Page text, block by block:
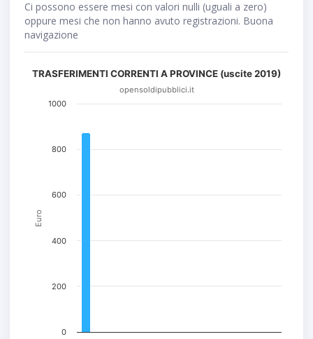
Ci possono essere mesi con valori nulli (uguali a zero)
oppure mesi che non hanno avuto registrazioni. Buona
navigazione
Euro
TRASFERIMENTI CORRENTI A PROVINCE (uscite 2019)
opensoldipubblici.it
0
200
400
600
800
1000